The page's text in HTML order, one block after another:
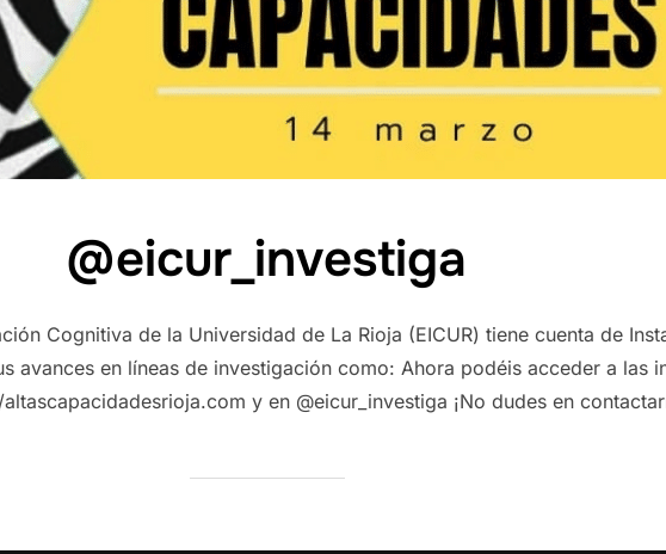
@eicur_investiga
Cognitiva de la Universidad de La Rioja (EICUR) tiene cuenta de
avances en líneas de investigación como: Ahora podéis acceder a las
y en @eicur_investiga ¡No dudes en